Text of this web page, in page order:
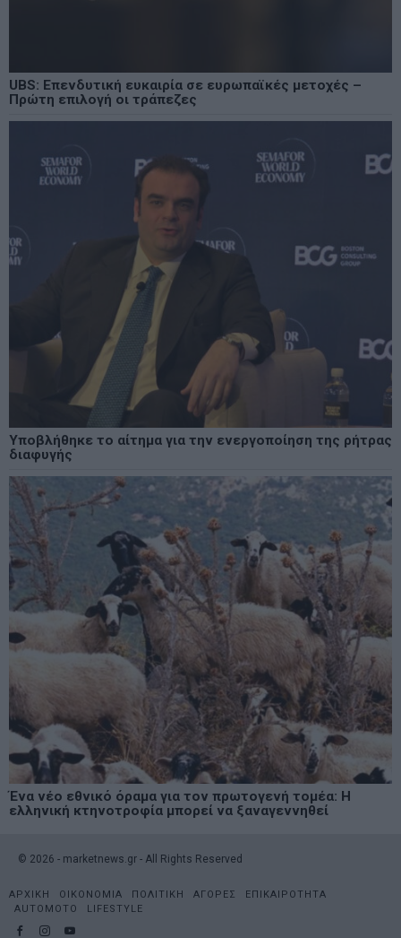
UBS: Επενδυτική ευκαιρία σε ευρωπαϊκές μετοχές –
Πρώτη επιλογή οι τράπεζες
Υποβλήθηκε το αίτημα για την ενεργοποίηση της ρήτρας
διαφυγής
Ένα νέο εθνικό όραμα για τον πρωτογενή τομέα: Η
ελληνική κτηνοτροφία μπορεί να ξαναγεννηθεί
© 2026 - marketnews.gr - All Rights Reserved
ΑΡΧΙΚΗ ΟΙΚΟΝΟΜΙΑ ΠΟΛΙΤΙΚΗ ΑΓΟΡΕΣ
ΕΠΙΚΑΙΡΟΤΗΤΑ
AUTOMOTO
LIFESTYLE